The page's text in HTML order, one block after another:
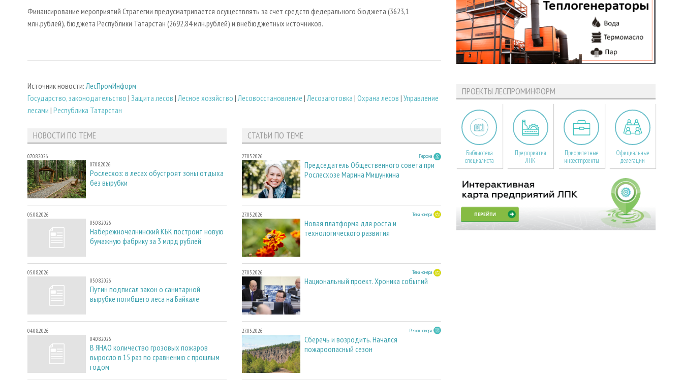
Финансирование мероприятий Стратегии предусматривается осуществлять за счет средств федерального бюджета (3623,1
млн.рублей), бюджета Республики Татарстан (2692,84 млн.рублей) и внебюджетных источников.
Источник новости: ЛесПромИнформ
Государство, законодательство | Защита лесов | Лесное хозяйство | Лесовосстановление | Лесозаготовка | Охрана лесов | Управление
лесами | Республика Татарстан
НОВОСТИ ПО ТЕМЕ
07.08.2026
07.08.2026
Рослесхоз: в лесах обустроят зоны отдыха
без вырубки
05.08.2026
05.08.2026
Набережночелнинский КБК построит новую
бумажную фабрику за 3 млрд рублей
05.08.2026
05.08.2026
Путин подписал закон о санитарной
вырубке погибшего леса на Байкале
04.08.2026
04.08.2026
В ЯНАО количество грозовых пожаров
выросло в 15 раз по сравнению с прошлым
годом
СТАТЬИ ПО ТЕМЕ
27.05.2026 Персона
Председатель Общественного совета при
Рослесхозе Марина Мишункина
27.05.2026 Тема номера
Новая платформа для роста и
технологического развития
27.05.2026 Тема номера
Национальный проект. Хроника событий
27.05.2026 Регион номера
Сберечь и возродить. Начался
пожароопасный сезон
ПРОЕКТЫ ЛЕСПРОМИНФОРМ
Библиотека
специалиста
Предприятия
ЛПК
Приоритетные
инвестпроекты
Официальные
делегации